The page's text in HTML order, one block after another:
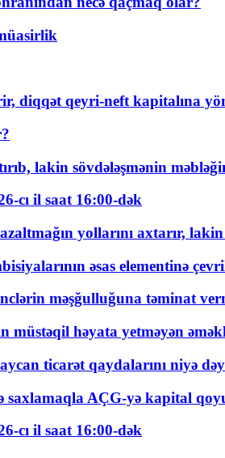
diqqət qeyri-neft kapitalına
lakin sövdələşmənin
cı il saat 16:00-dək
yollarını axtarır,
əsas elementinə
məşğulluğuna təminat
müstəqil həyata yetməyən
ticarət qaydalarını niyə
saxlamaqla AÇG-yə kapital
cı il saat 16:00-dək